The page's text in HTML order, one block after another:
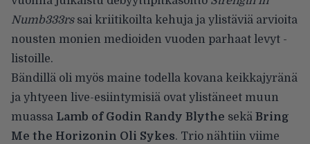
Numb333rssai kriitikoilta kehuja ja ylistäviä arvioita
nousten monien medioiden vuoden parhaat levyt -
listoille.
Bändillä oli myös maine todella kovana keikkajyränä
ja yhtyeen live-esiintymisiä ovat ylistäneet muun
muassa Lamb of Godin Randy Blythe sekä Bring
Me the Horizonin Oli Sykes. Trio nähtiin viime